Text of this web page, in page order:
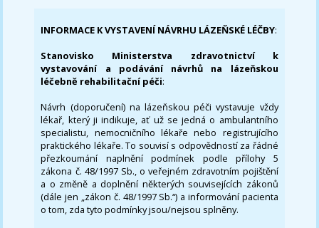
INFORMACE K VYSTAVENÍ NÁVRHU LÁZEŇSKÉ LÉČBY:
Stanovisko Ministerstva zdravotnictví k
vystavování a podávání návrhů na lázeňskou
léčebně rehabilitační péči:
Návrh (doporučení) na lázeňskou péči vystavuje vždy
lékař, který ji indikuje, ať už se jedná o ambulantního
specialistu, nemocničního lékaře nebo registrujícího
praktického lékaře. To souvisí s odpovědností za řádné
přezkoumání naplnění podmínek podle přílohy 5
zákona č. 48/1997 Sb., o veřejném zdravotním pojištění
a o změně a doplnění některých souvisejících zákonů
(dále jen „zákon č. 48/1997 Sb.“) a informování pacienta
o tom, zda tyto podmínky jsou/nejsou splněny.